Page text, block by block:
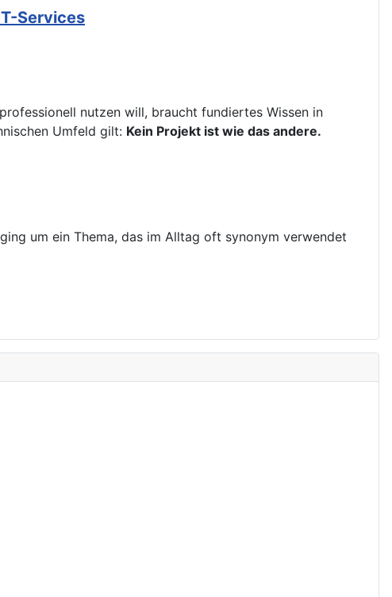
Services
nutzen will, braucht fundiertes Wissen in
Umfeld gilt: Kein Projekt ist wie das andere.
um ein Thema, das im Alltag oft synonym verwendet